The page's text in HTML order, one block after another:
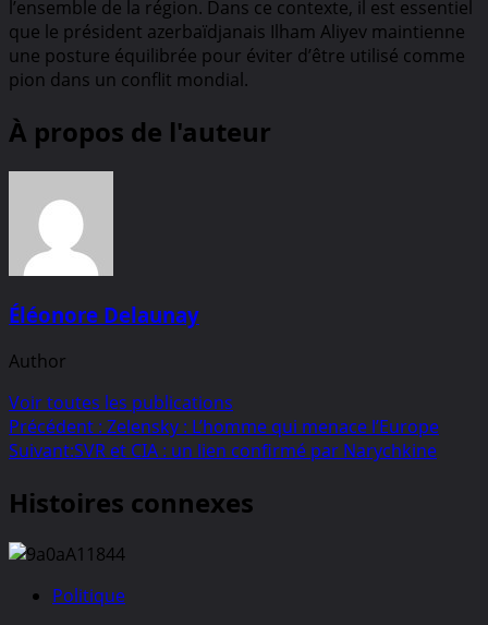
l’ensemble de la région. Dans ce contexte, il est essentiel
que le président azerbaïdjanais Ilham Aliyev maintienne
une posture équilibrée pour éviter d’être utilisé comme
pion dans un conflit mondial.
À propos de l'auteur
Éléonore Delaunay
Author
Voir toutes les publications
Navigation
d’article
Précédent : Zelensky : L’homme qui menace l’Europe
Suivant:SVR et CIA : un lien confirmé par Narychkine
Histoires connexes
Politique